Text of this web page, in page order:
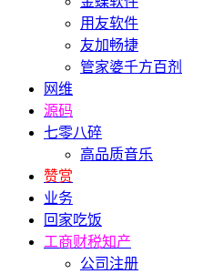
用友软件
友加畅捷
管家婆千方百剂
网维
源码
七零八碎
高品质音乐
赞赏
业务
回家吃饭
工商财税知产
公司注册